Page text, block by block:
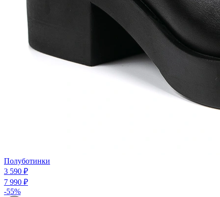
Полуботинки
3 590 ₽
7 990 ₽
-55%